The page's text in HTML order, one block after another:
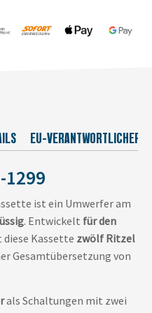
EU-VERANTWORTLICHER
1299
ist ein Umwerfer am
. Entwickelt für den
Kassette zwölf Ritzel
Gesamtübersetzung von
als Schaltungen mit zwei